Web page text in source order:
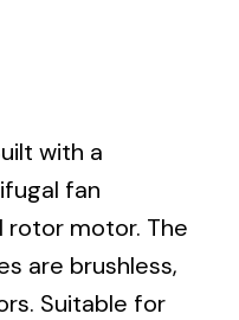
needwith a
fan
rotor motor. The
are brushless,
Suitable for